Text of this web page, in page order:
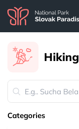
Hiking
Categories